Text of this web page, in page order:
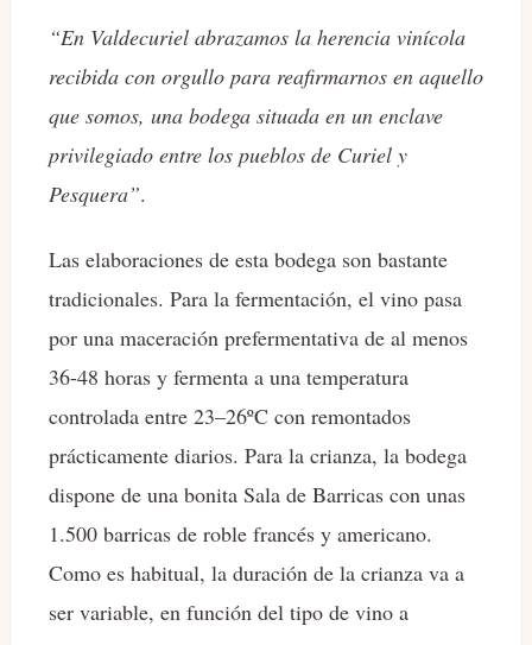
“En Valdecuriel abrazamos la herencia vinícola
recibida con orgullo para reafirmarnos en aquello
que somos, una bodega situada en un enclave
privilegiado entre los pueblos de Curiel y
Pesquera”.
Las elaboraciones de esta bodega son bastante
tradicionales. Para la fermentación, el vino pasa
por una maceración prefermentativa de al menos
36-48 horas y fermenta a una temperatura
controlada entre 23–26ºC con remontados
prácticamente diarios. Para la crianza, la bodega
dispone de una bonita Sala de Barricas con unas
1.500 barricas de roble francés y americano.
Como es habitual, la duración de la crianza va a
ser variable, en función del tipo de vino a